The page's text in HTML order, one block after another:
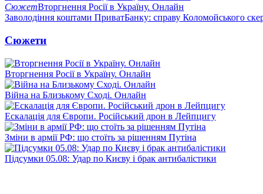
СюжетВторгнення Росії в Україну. Онлайн
Заволодіння коштами ПриватБанку: справу Коломойського
Сюжети
Вторгнення Росії в Україну. Онлайн
Війна на Близькому Сході. Онлайн
Ескалація для Європи. Російський дрон в Лейпцигу
Зміни в армії РФ: що стоїть за рішенням Путіна
Підсумки 05.08: Удар по Києву і брак антибалістики